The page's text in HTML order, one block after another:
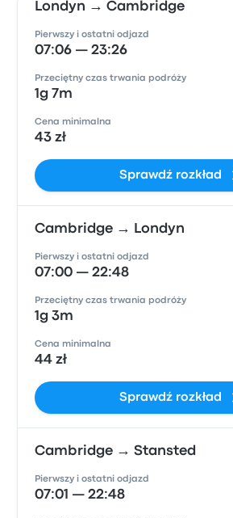
Londyn → Cambridge
Pierwszy i ostatni odjazd
07:06 — 23:26
Przeciętny czas trwania podróży
1g 7m
Cena minimalna
43 zł
Sprawdź rozkład
Cambridge → Londyn
Pierwszy i ostatni odjazd
07:00 — 22:48
Przeciętny czas trwania podróży
1g 3m
Cena minimalna
44 zł
Sprawdź rozkład
Cambridge → Stansted
Pierwszy i ostatni odjazd
07:01 — 22:48